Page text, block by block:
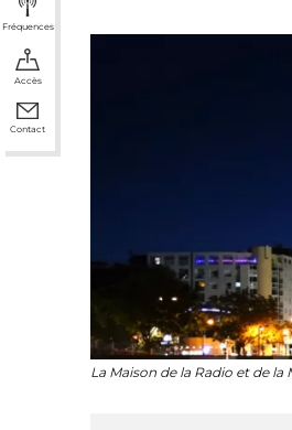
Fréquences
Accès
Contact
La Maison de la Radio et de